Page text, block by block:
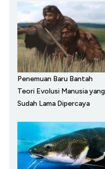
Penemuan Baru Bantah
Teori Evolusi Manusia yang
Sudah Lama Dipercaya